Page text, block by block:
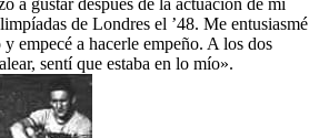
a gustar después de la actuación de mi
de Londres el ’48. Me entusiasmé
empecé a hacerle empeño. A los dos
sentí que estaba en lo mío».